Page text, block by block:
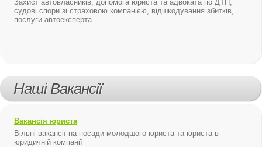
Захист автовласників, допомога юриста та адвоката по ДТП,
судові спори зі страховою компанією, відшкодування збитків,
послуги автоексперта
Наші Вакансії
Вакансія юриста
Вільні вакансії на посади молодшого юриста та юриста в
юридичній компанії